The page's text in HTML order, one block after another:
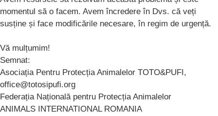
momentul să o facem. Avem încredere în Dvs. că veți
susține și face modificările necesare, în regim de urgență.
Vă mulțumim!
Semnat:
Asociația Pentru Protecția Animalelor TOTO&PUFI,
office@totosipufi.org
Federația Națională pentru Protecția Animalelor
ANIMALS INTERNATIONAL ROMANIA